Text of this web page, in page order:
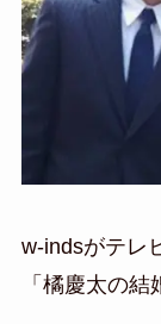
w-indsがテレ
「橘慶太の結